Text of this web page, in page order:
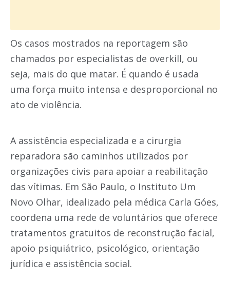
Os casos mostrados na reportagem são
chamados por especialistas de overkill, ou
seja, mais do que matar. É quando é usada
uma força muito intensa e desproporcional no
ato de violência.
A assistência especializada e a cirurgia
reparadora são caminhos utilizados por
organizações civis para apoiar a reabilitação
das vítimas. Em São Paulo, o Instituto Um
Novo Olhar, idealizado pela médica Carla Góes,
coordena uma rede de voluntários que oferece
tratamentos gratuitos de reconstrução facial,
apoio psiquiátrico, psicológico, orientação
jurídica e assistência social.